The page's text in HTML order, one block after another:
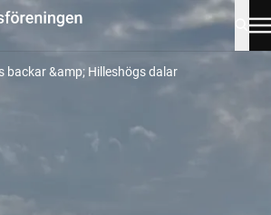
backar &amp; Hilleshögs dalar